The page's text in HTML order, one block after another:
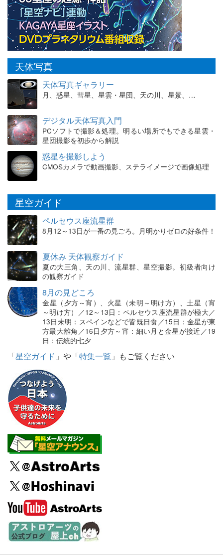
天体写真
天体写真ギャラリー
月、惑星、彗星、星雲・星団、天の川、星景、…
デジタル天体写真入門
PCソフトで撮影＆処理。明るい場所でもできる星雲・
星団撮影を初歩から解説
惑星を撮影しよう
CMOSカメラで動画撮影、ステライメージで画像処理
星空ガイド
ペルセウス座流星群
8月12～13日が一番の見ごろ。月明かりゼロの好条件！
夏休み 天体観察ガイド
夏の大三角、天の川、流星群、星空撮影。初級者向け
の観察ガイド
8月の見どころ
金星（夕方～宵）、火星（未明～明け方）、土星（宵
～明け方）／12～13日：ペルセウス座流星群が極大／
13日未明：スペインなどで皆既日食／15日：金星が東
方最大離角／16日夕方～宵：細い月と金星が接近／19
日：伝統的七夕
「星空ガイド 」や「特集一覧 」もご覧ください